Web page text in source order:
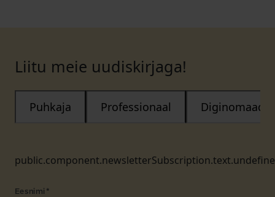
Liitu meie uudiskirjaga!
Puhkaja Professionaal Diginomaad
Eesnimi *